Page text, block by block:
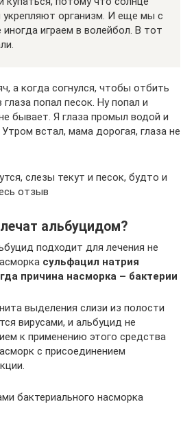
укрепляют организм. И еще мы с
играем в волейбол. В тот
а когда согнулся, чтобы отбить
попал песок. Ну попал и
бывает. Я глаза промыл водой и
встал, мама дорогая, глаза не
слезы текут и песок, будто и
отзыв
альбуцидом?
подходит для лечения не
сульфацил натрия
причина насморка – бактерии
выделения слизи из полости
вирусами, и альбуцид не
к применению этого средства
с присоединением
бактериального насморка